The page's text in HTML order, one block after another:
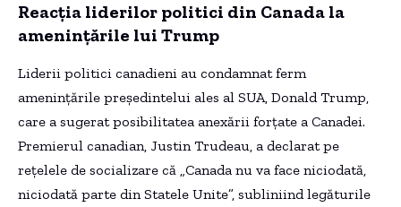
Reacția liderilor politici din Canada la
amenințările lui Trump
Liderii politici canadieni au condamnat ferm
amenințările președintelui ales al SUA, Donald Trump,
care a sugerat posibilitatea anexării forțate a Canadei.
Premierul canadian, Justin Trudeau, a declarat pe
rețelele de socializare că „Canada nu va face niciodată,
niciodată parte din Statele Unite”, subliniind legăturile